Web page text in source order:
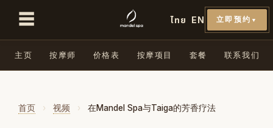
☰ ไทย EN 立即预约 ▼
主页 按摩师 价格表 按摩项目 套餐 联系我们
首页 › 视频 › 在Mandel Spa与Taiga的芳香疗法